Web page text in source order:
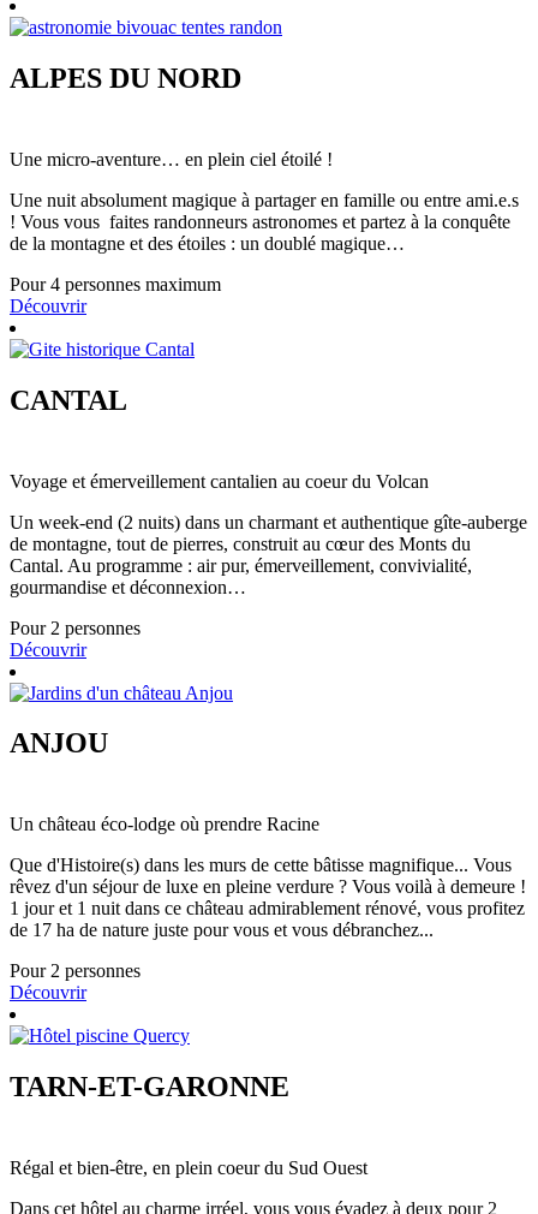
ALPES DU NORD
Une micro-aventure… en plein ciel étoilé !
Une nuit absolument magique à partager en famille ou entre ami.e.s
! Vous vous faites randonneurs astronomes et partez à la conquête
de la montagne et des étoiles : un doublé magique…
Pour 4 personnes maximum
Découvrir
CANTAL
Voyage et émerveillement cantalien au coeur du Volcan
Un week-end (2 nuits) dans un charmant et authentique gîte-auberge
de montagne, tout de pierres, construit au cœur des Monts du
Cantal. Au programme : air pur, émerveillement, convivialité,
gourmandise et déconnexion…
Pour 2 personnes
Découvrir
ANJOU
Un château éco-lodge où prendre Racine
Que d'Histoire(s) dans les murs de cette bâtisse magnifique... Vous
rêvez d'un séjour de luxe en pleine verdure ? Vous voilà à demeure !
1 jour et 1 nuit dans ce château admirablement rénové, vous profitez
de 17 ha de nature juste pour vous et vous débranchez...
Pour 2 personnes
Découvrir
TARN-ET-GARONNE
Régal et bien-être, en plein coeur du Sud Ouest
Dans cet hôtel au charme irréel, vous vous évadez à deux pour 2